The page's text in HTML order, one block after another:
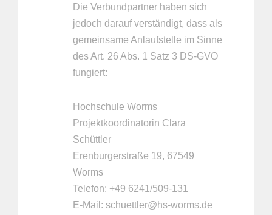
Die Verbundpartner haben sich
jedoch darauf verständigt, dass als
gemeinsame Anlaufstelle im Sinne
des Art. 26 Abs. 1 Satz 3 DS-GVO
fungiert:
Hochschule Worms
Projektkoordinatorin Clara
Schüttler
Erenburgerstraße 19, 67549
Worms
Telefon: +49 6241/509-131
E-Mail: schuettler@hs-worms.de